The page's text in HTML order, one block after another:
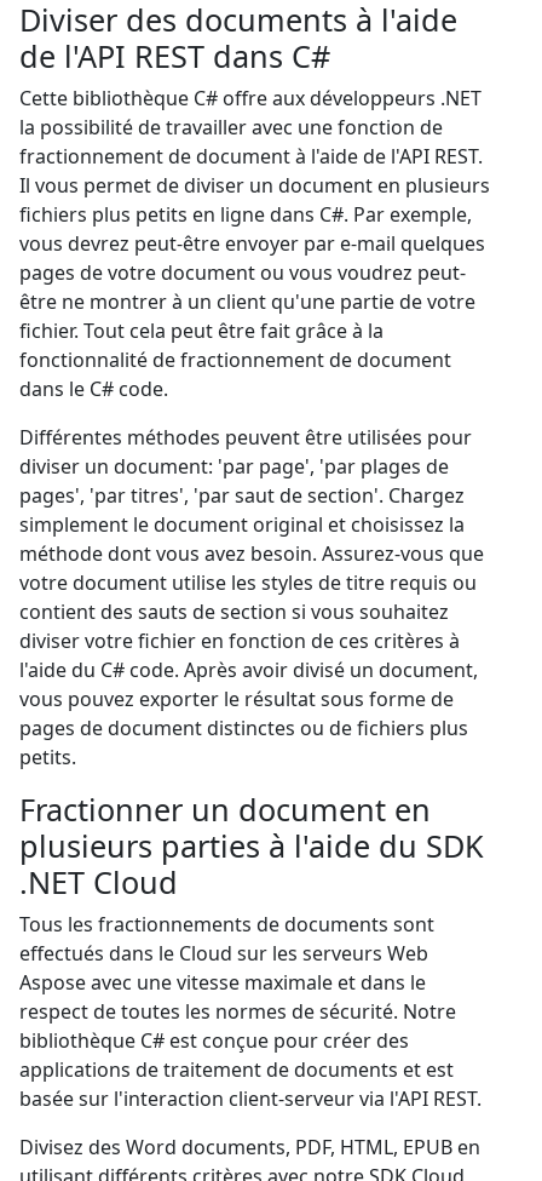
Diviser des documents à l'aide
de l'API REST dans C#
Cette bibliothèque C# offre aux développeurs .NET
la possibilité de travailler avec une fonction de
fractionnement de document à l'aide de l'API REST.
Il vous permet de diviser un document en plusieurs
fichiers plus petits en ligne dans C#. Par exemple,
vous devrez peut-être envoyer par e-mail quelques
pages de votre document ou vous voudrez peut-
être ne montrer à un client qu'une partie de votre
fichier. Tout cela peut être fait grâce à la
fonctionnalité de fractionnement de document
dans le C# code.
Différentes méthodes peuvent être utilisées pour
diviser un document: 'par page', 'par plages de
pages', 'par titres', 'par saut de section'. Chargez
simplement le document original et choisissez la
méthode dont vous avez besoin. Assurez-vous que
votre document utilise les styles de titre requis ou
contient des sauts de section si vous souhaitez
diviser votre fichier en fonction de ces critères à
l'aide du C# code. Après avoir divisé un document,
vous pouvez exporter le résultat sous forme de
pages de document distinctes ou de fichiers plus
petits.
Fractionner un document en
plusieurs parties à l'aide du SDK
.NET Cloud
Tous les fractionnements de documents sont
effectués dans le Cloud sur les serveurs Web
Aspose avec une vitesse maximale et dans le
respect de toutes les normes de sécurité. Notre
bibliothèque C# est conçue pour créer des
applications de traitement de documents et est
basée sur l'interaction client-serveur via l'API REST.
Divisez des Word documents, PDF, HTML, EPUB en